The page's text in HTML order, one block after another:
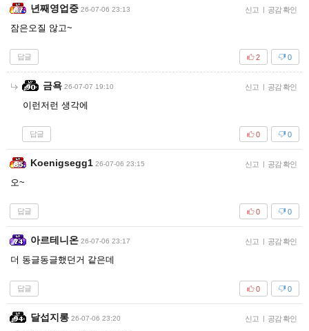
년째영업중 26-07-06 23:13 신고 | 공감 확인
잠은오질 않고~
답글 0
2
금욕 26-07-07 19:10 신고 | 공감 확인
이런저런 생각에
답글 0
0
Koenigsegg1 26-07-06 23:15 신고 | 공감 확인
오~
답글 0
0
아르테니온 26-07-06 23:17 신고 | 공감 확인
더 동글동글했던거 같은데
답글 0
0
달섭지롱 26-07-06 23:20 신고 | 공감 확인